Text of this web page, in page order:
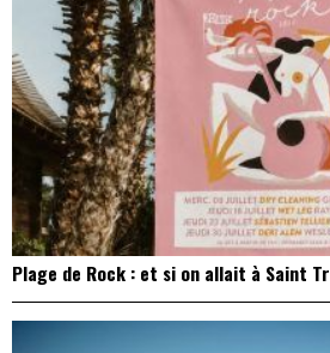
Plage de Rock : et si on allait à Saint